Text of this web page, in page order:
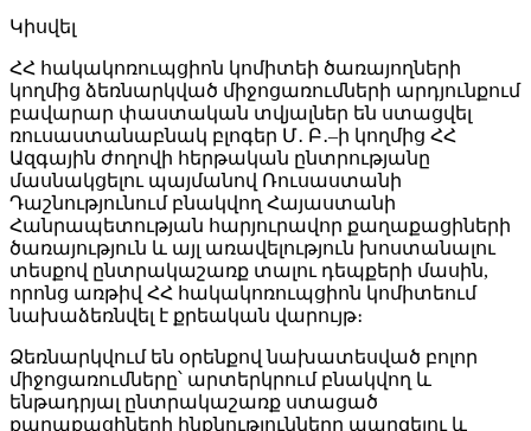
Կիսվել
ՀՀ հակակոռուպցիոն կոմիտեի ծառայողների
կողմից ձեռնարկված միջոցառումների արդյունքում
բավարար փաստական տվյալներ են ստացվել
ռուսաստանաբնակ բլոգեր Մ․ Բ․–ի կողմից ՀՀ
Ազգային ժողովի հերթական ընտրությանը
մասնակցելու պայմանով Ռուսաստանի
Դաշնությունում բնակվող Հայաստանի
Հանրապետության հարյուրավոր քաղաքացիների
ծառայություն և այլ առավելություն խոստանալու
տեսքով ընտրակաշառք տալու դեպքերի մասին,
որոնց առթիվ ՀՀ հակակոռուպցիոն կոմիտեում
նախաձեռնվել է քրեական վարույթ։
Ձեռնարկվում են օրենքով նախատեսված բոլոր
միջոցառումները՝ արտերկրում բնակվող և
ենթադրյալ ընտրակաշառք ստացած
քաղաքացիների ինքնությունները պարզելու և